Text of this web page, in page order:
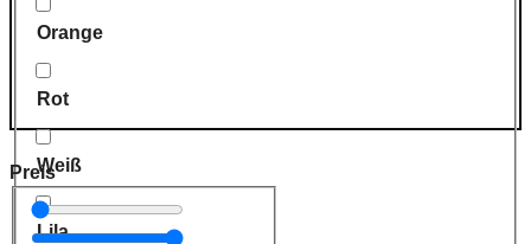
Orange
Rot
Weiß
Lila
Preis